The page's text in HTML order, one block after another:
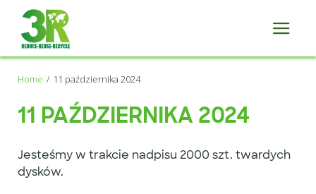
Home 11 października 2024
11 PAŹDZIERNIKA 2024
Jesteśmy w trakcie nadpisu 2000 szt. twardych
dysków.